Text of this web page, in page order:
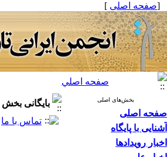
[صفحه اصلی ]
صفحه اصلي
بخش‌های اصلی
صفحه اصلی
آشنایی با پایگاه
اخبار رویدادها
بایگانی بخش
تماس با ما